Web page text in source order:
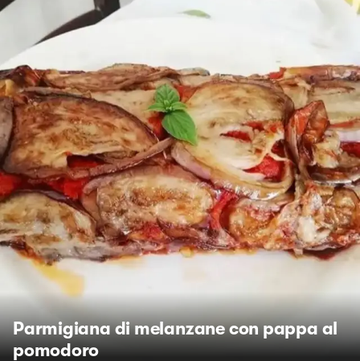
Parmigiana di melanzane con pappa al
pomodoro